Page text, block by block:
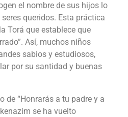
el nombre de sus hijos lo
queridos. Esta práctica
Torá que establece que
Así, muchos niños
sabios y estudiosos,
por su santidad y buenas
de “Honrarás a tu padre y a
se ha vuelto